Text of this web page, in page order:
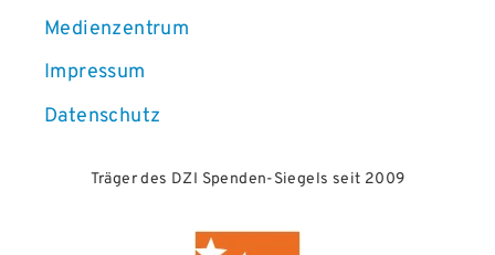
Medienzentrum
Impressum
Datenschutz
Träger des DZI Spenden-Siegels seit 2009